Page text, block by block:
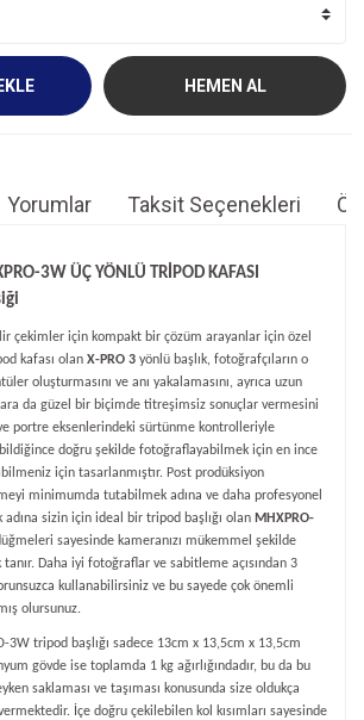
HEMEN AL
Yorumlar Taksit Seçenekleri
3W ÜÇ YÖNLÜ TRİPOD KAFASI
çekimler için kompakt bir çözüm arayanlar için özel
kafası olan X-PRO 3 yönlü başlık, fotoğrafçıların o
oluşturmasını ve anı yakalamasını, ayrıca uzun
da güzel bir biçimde titreşimsiz sonuçlar vermesini
portre eksenlerindeki sürtünme kontrolleriyle
ince doğru şekilde fotoğraflayabilmek için en ince
için tasarlanmıştır. Post prodüksiyon
minimumda tutabilmek adına ve daha profesyonel
sizin için ideal bir tripod başlığı olan MHXPRO-
sayesinde kameranızı mükemmel şekilde
Daha iyi fotoğraflar ve sabitleme açısından 3
kullanabilirsiniz ve bu sayede çok önemli
olursunuz.
3W tripod başlığı sadece 13cm x 13,5cm x 13,5cm
gövde ise toplamda 1 kg ağırlığındadır, bu da bu
saklaması ve taşıması konusunda size oldukça
İçe doğru çekilebilen kol kısımları sayesinde